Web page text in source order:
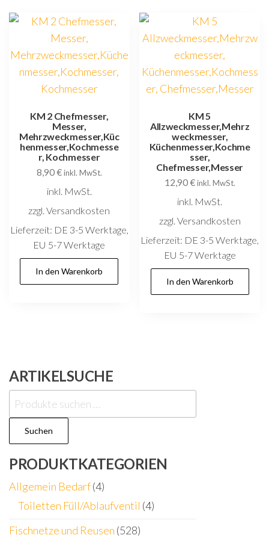
KM 2 Chefmesser,
Messer,
Mehrzweckmesser,Küc
henmesser,Kochmesse
r, Kochmesser
8,90€inkl. MwSt.
inkl. MwSt.
zzgl. Versandkosten
Lieferzeit: DE 3-5 Werktage,
EU 5-7 Werktage
In den Warenkorb
KM 5
Allzweckmesser,Mehrz
weckmesser,
Küchenmesser,Kochme
sser,
Chefmesser,Messer
12,90€ inkl. MwSt.
inkl. MwSt.
zzgl. Versandkosten
Lieferzeit: DE 3-5 Werktage,
EU 5-7 Werktage
In den Warenkorb
ARTIKELSUCHE
Suchen
nach:
Suchen
PRODUKTKATEGORIEN
Allgemein Bedarf(4)
Toiletten Füll/Ablaufventil (4)
Fischnetze und Reusen (528)